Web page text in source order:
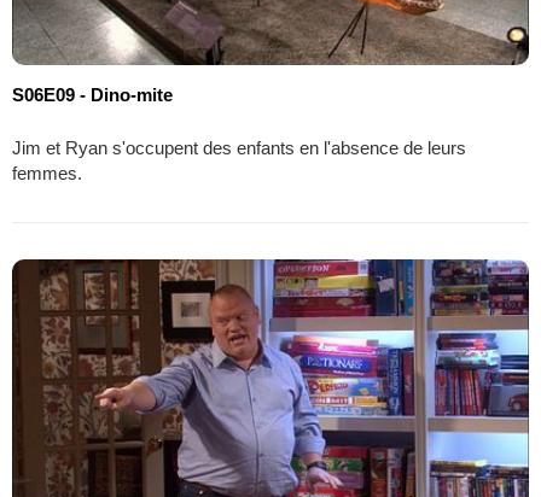
S06E09 - Dino-mite
Jim et Ryan s'occupent des enfants en l'absence de leurs
femmes.